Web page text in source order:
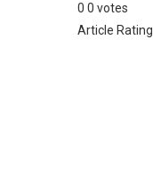
0 0 votes
Article Rating